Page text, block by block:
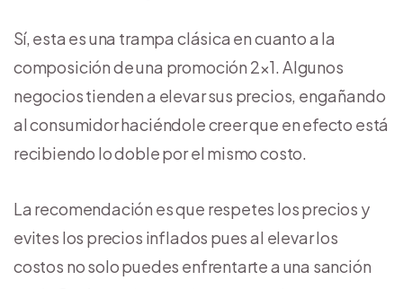
Sí, esta es una trampa clásica en cuanto a la
composición de una promoción 2×1. Algunos
negocios tienden a elevar sus precios, engañando
al consumidor haciéndole creer que en efecto está
recibiendo lo doble por el mismo costo.
La recomendación es que respetes los precios y
evites los precios inflados pues al elevar los
costos no solo puedes enfrentarte a una sanción